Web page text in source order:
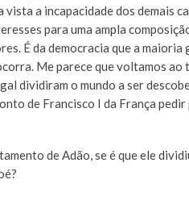
a incapacidade dos demais
para uma ampla
É da democracia que a
Me parece que voltamos ao
dividiram o mundo a ser
de Francisco I da França
de Adão, se é que ele